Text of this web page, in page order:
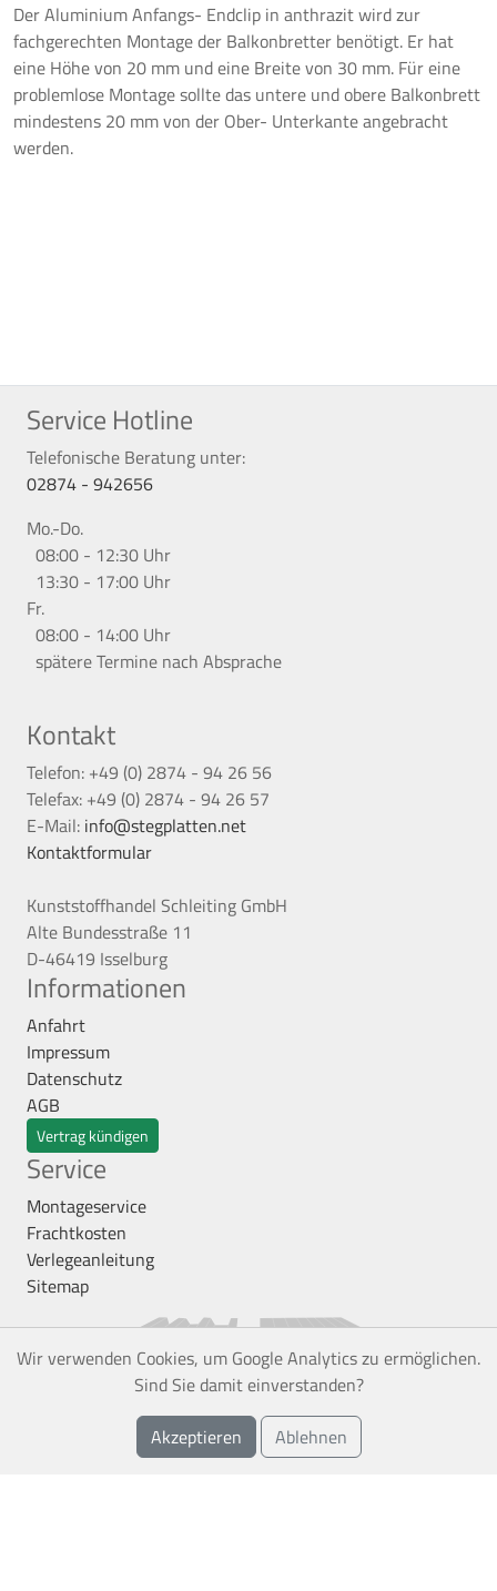
Der Aluminium Anfangs- Endclip in anthrazit wird zur
fachgerechten Montage der Balkonbretter benötigt. Er hat
eine Höhe von 20 mm und eine Breite von 30 mm. Für eine
problemlose Montage sollte das untere und obere Balkonbrett
mindestens 20 mm von der Ober- Unterkante angebracht
werden.
Service Hotline
Telefonische Beratung unter:
02874 - 942656
Mo.-Do.
08:00 - 12:30 Uhr
13:30 - 17:00 Uhr
Fr.
08:00 - 14:00 Uhr
spätere Termine nach Absprache
Kontakt
Telefon: +49 (0) 2874 - 94 26 56
Telefax: +49 (0) 2874 - 94 26 57
E-Mail: info@stegplatten.net
Kontaktformular
Kunststoffhandel Schleiting GmbH
Alte Bundesstraße 11
D-46419 Isselburg
Informationen
Anfahrt
Impressum
Datenschutz
AGB
Vertrag kündigen
Service
Montageservice
Frachtkosten
Verlegeanleitung
Sitemap
Wir verwenden Cookies, um Google Analytics zu ermöglichen.
Sind Sie damit einverstanden?
Akzeptieren
Ablehnen